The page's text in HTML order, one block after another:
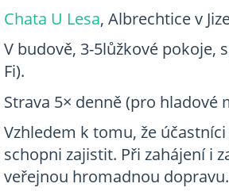
Chata U Lesa, Albrechtice v
V budově, 3-5lůžkové pokoje,
Fi).
Strava 5× denně (pro
Vzhledem k tomu, že
schopni zajistit. Při zahájení i
veřejnou hromadnou dopravu.